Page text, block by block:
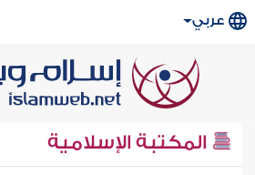
عربي
المكتبة الإسلامية